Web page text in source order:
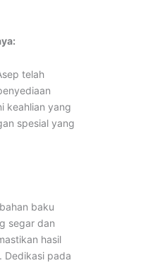
telah
keahlian yang
spesial yang
baku
segar dan
hasil
Dedikasi pada